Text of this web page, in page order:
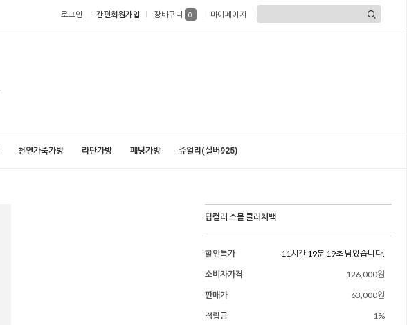
로그인 간편회원가입 장바구니 0 마이페이지
천연가죽가방 라탄가방 패딩가방 쥬얼리(실버925)
딥컬러 스몰 클러치백
할인특가
11시간 19분 18초 남았습니다.
소비자가격
126,000원
판매가
63,000원
적립금
1%